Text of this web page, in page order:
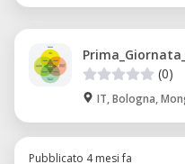
(0)
IT, Bologna,
Pubblicato 4 mesi fa